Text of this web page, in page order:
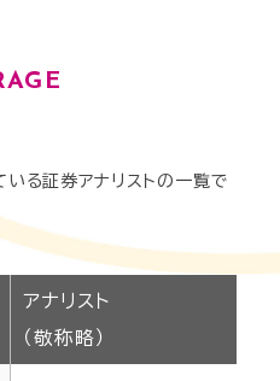
ージ
る証券アナリストの一覧で
アナリスト
（敬称略）